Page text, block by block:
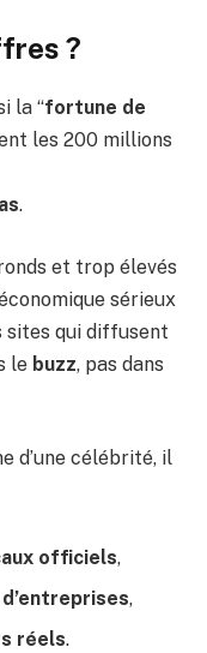
?
la “fortune de
les 200 millions
.
et trop élevés
sérieux
sites qui diffusent
le buzz, pas dans
d’une célébrité, il
officiels,
,
réels.